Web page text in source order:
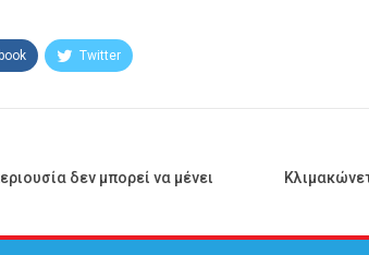
Twitter
δεν μπορεί να μένει